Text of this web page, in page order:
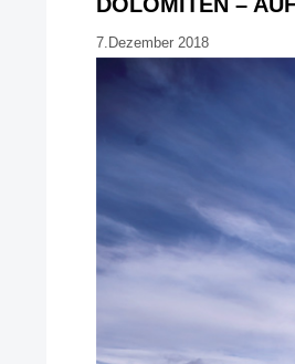
7.Dezember 2018